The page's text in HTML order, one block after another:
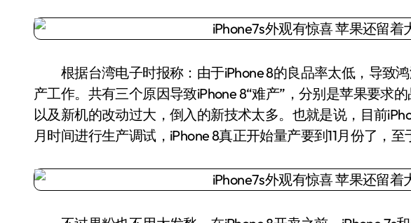
根据台湾电子时报称：由于iPhone 8的良品率太低，导致鸿
产工作。共有三个原因导致iPhone 8“难产”，分别是苹果要求
以及新机的改动过大，倒入的新技术太多。也就是说，目前
月时间进行生产调试，iPhone 8真正开始量产要到11月份了，